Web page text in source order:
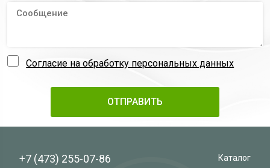
Согласие на обработку персональных данных
+7 (473) 255-07-86 Каталог